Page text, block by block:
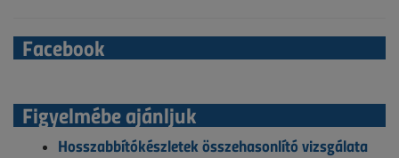
Facebook
Figyelmébe ajánljuk
Hosszabbítókészletek összehasonlító vizsgálata